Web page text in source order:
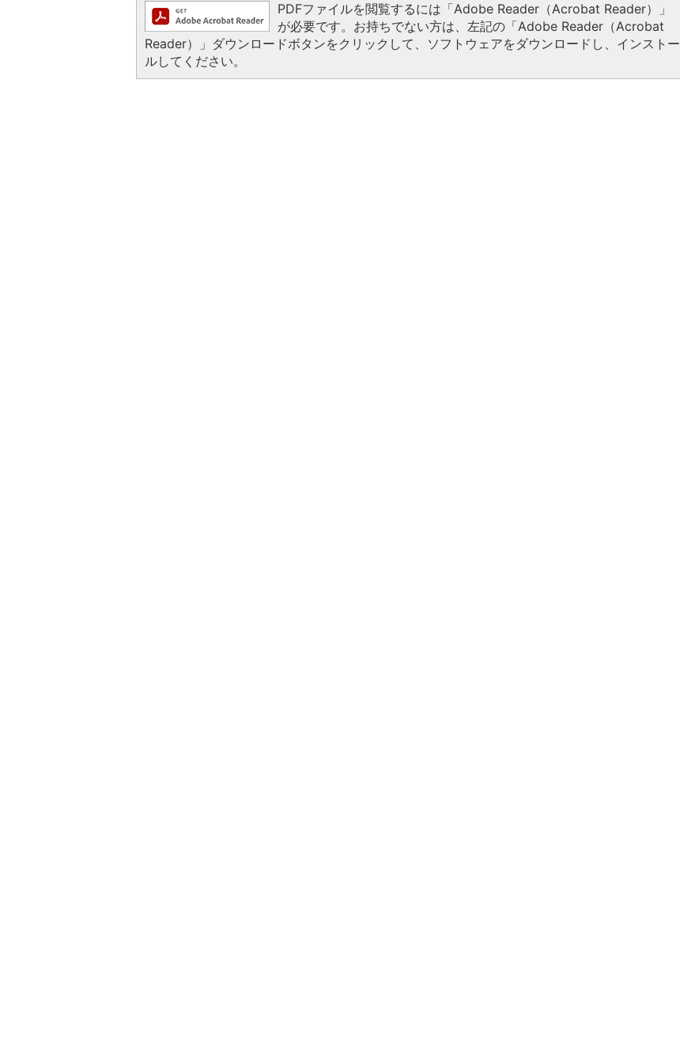
PDFファイルを閲覧するには「Adobe Reader（Acrobat Reader）」
が必要です。お持ちでない方は、左記の「Adobe Reader（Acrobat
Reader）」ダウンロードボタンをクリックして、ソフトウェアをダウンロードし、インストー
ルしてください。